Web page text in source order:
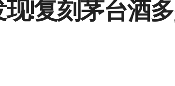
!复刻茅台酒